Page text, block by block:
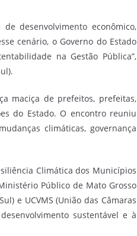
desenvolvimento econômico,
cenário, o Governo do Estado
na Gestão Pública”,
maciça de prefeitos, prefeitas,
do Estado. O encontro reuniu
climáticas, governança
Climática dos Municípios
Público de Mato Grosso
e UCVMS (União das Câmaras
sustentável e à